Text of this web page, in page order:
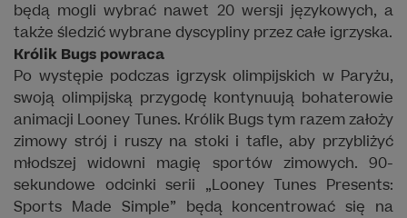
będą mogli wybrać nawet 20 wersji językowych, a
także śledzić wybrane dyscypliny przez całe igrzyska.
Królik Bugs powraca
Po występie podczas igrzysk olimpijskich w Paryżu,
swoją olimpijską przygodę kontynuują bohaterowie
animacji Looney Tunes. Królik Bugs tym razem założy
zimowy strój i ruszy na stoki i tafle, aby przybliżyć
młodszej widowni magię sportów zimowych. 90-
sekundowe odcinki serii „Looney Tunes Presents:
Sports Made Simple” będą koncentrować się na